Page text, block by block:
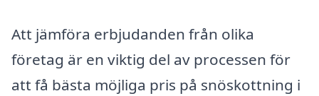
Att jämföra erbjudanden från olika
företag är en viktig del av processen för
att få bästa möjliga pris på snöskottning i